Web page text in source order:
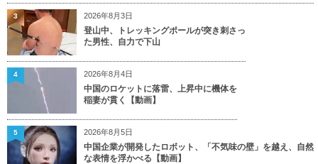
2026年8月3日
登山中、トレッキングポールが突き刺さっ
た男性、自力で下山
3
2026年8月4日
中国のロケットに落雷、上昇中に機体を
稲妻が貫く【動画】
4
2026年8月5日
中国企業が開発したロボット、「不気味の壁」を越え、自然
な表情を浮かべる【動画】
5